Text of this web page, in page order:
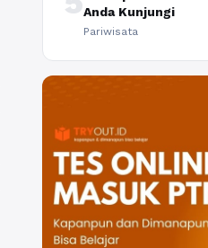
Anda Kunjungi
Pariwisata